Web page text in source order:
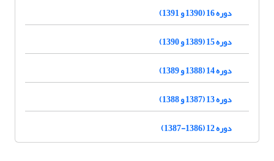
دوره 16 (1390 و 1391)
دوره 15 (1389 و 1390)
دوره 14 (1388 و 1389)
دوره 13 (1387 و 1388)
دوره 12 (1386-1387)